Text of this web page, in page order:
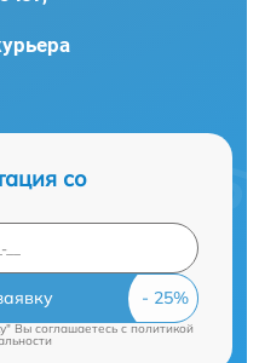
со
Вы соглашаетесь cполитикой